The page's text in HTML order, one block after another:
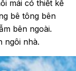
mái có thiết kế
bê tông bên
bên ngoài.
ngôi nhà.